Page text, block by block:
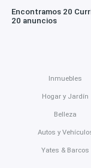
Encontramos 20
20 anuncios
Inmuebles
Hogar y Jardín
Belleza
Autos y
Yates & Barcos